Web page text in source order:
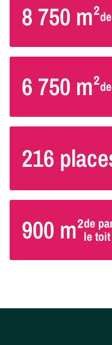
8 750 m²
6 750 m²
216
900 m²de
le